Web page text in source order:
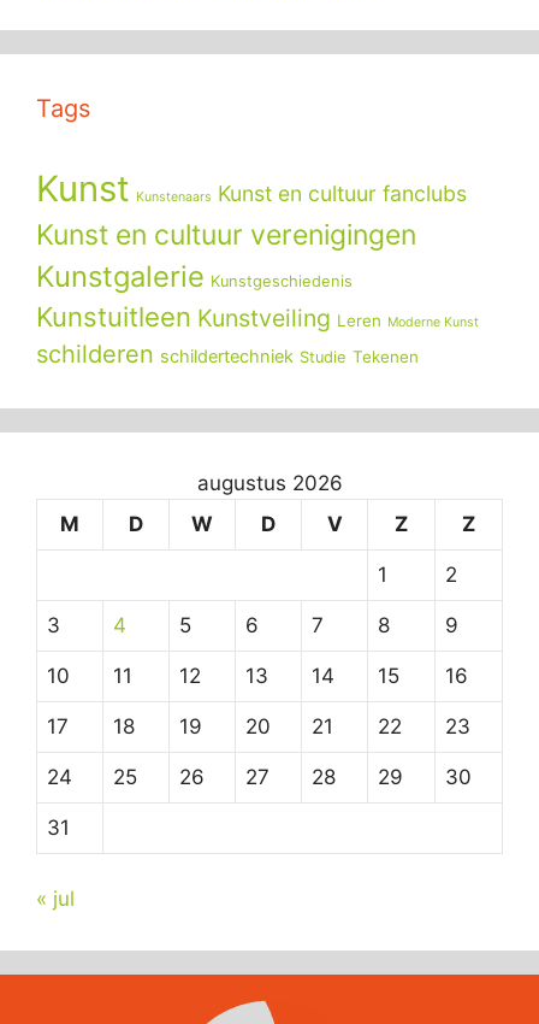
Tags
Kunst Kunstenaars Kunst en cultuur fanclubs
Kunst en cultuur verenigingen
Kunstgalerie Kunstgeschiedenis
Kunstuitleen Kunstveiling Leren Moderne Kunst
schilderen schildertechniek Studie Tekenen
augustus 2026
M
D W D V Z Z
1 2
3 4 5 6 7 8 9
10 11 12 13 14 15 16
17 18 19 20 21 22 23
24 25 26 27 28 29 30
31
« jul